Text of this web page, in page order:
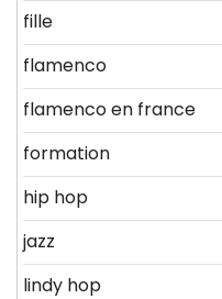
fille
flamenco
flamenco en france
formation
hip hop
jazz
lindy hop